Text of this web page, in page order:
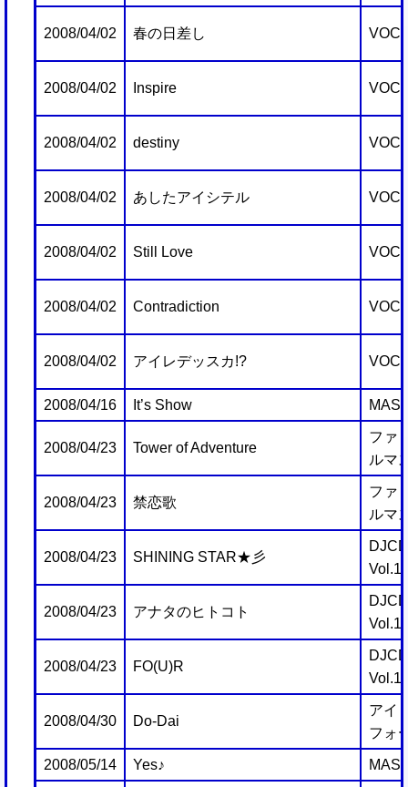
2008/04/02 春の日差し
2008/04/02 Inspire
2008/04/02 destiny
2008/04/02 あしたアイシテル
2008/04/02 Still Love
2008/04/02 Contradiction
2008/04/02 アイレデッスカ!?
2008/04/16 It’s Show
2008/04/23 Tower of Adventure
ファ
ルマ
2008/04/23 禁恋歌
ファ
ルマ
2008/04/23 SHINING STAR★彡
Vol.1
2008/04/23 アナタのヒトコト
Vol.1
2008/04/23 FO(U)R
Vol.1
2008/04/30 Do-Dai
アイ
フォ
2008/05/14 Yes♪